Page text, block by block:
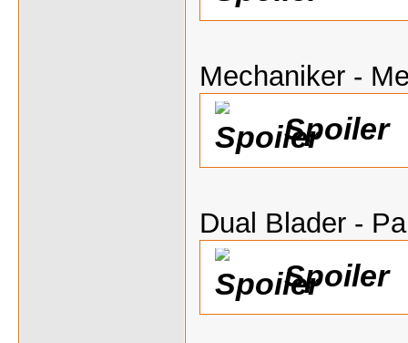
Mechaniker -
Spoiler
Dual Blader -
Spoiler